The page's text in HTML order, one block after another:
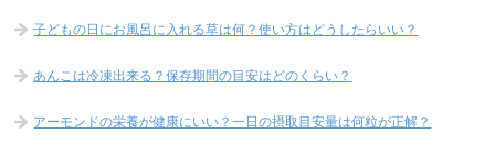
子どもの日にお風呂に入れる草は何？使い方はどうしたらいい？
あんこは冷凍出来る？保存期間の目安はどのくらい？
アーモンドの栄養が健康にいい？一日の摂取目安量は何粒が正解？